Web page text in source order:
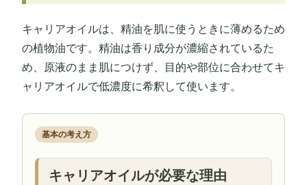
キャリアオイルは、精油を肌に使うときに薄めるため
の植物油です。精油は香り成分が濃縮されているた
め、原液のまま肌につけず、目的や部位に合わせてキ
ャリアオイルで低濃度に希釈して使います。
基本の考え方
キャリアオイルが必要な理由